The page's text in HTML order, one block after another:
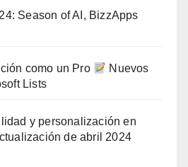
Season of AI, BizzApps
como un Pro
Nuevos
Lists
y personalización en
de abril 2024